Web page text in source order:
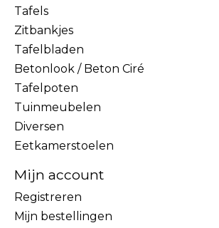
Tafels
Zitbankjes
Tafelbladen
Betonlook / Beton Ciré
Tafelpoten
Tuinmeubelen
Diversen
Eetkamerstoelen
Mijn account
Registreren
Mijn bestellingen